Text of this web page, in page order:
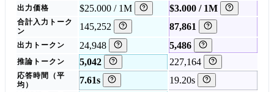
出力価格 $25.000 / 1M $3.000 / 1M
合計入力トーク
ン
145,252 87,861
出力トークン 24,948 5,486
推論トークン 5,042 227,164
応答時間（平
均）
7.61s 19.20s